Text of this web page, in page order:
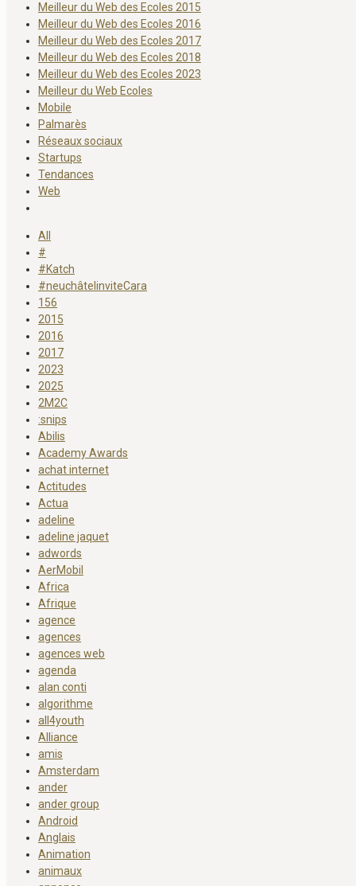
Meilleur du Web des Ecoles 2015
Meilleur du Web des Ecoles 2016
Meilleur du Web des Ecoles 2017
Meilleur du Web des Ecoles 2018
Meilleur du Web des Ecoles 2023
Meilleur du Web Ecoles
Mobile
Palmarès
Réseaux sociaux
Startups
Tendances
Web
All
#
#Katch
#neuchâtelinviteCara
156
2015
2016
2017
2023
2025
2M2C
:snips
Abilis
Academy Awards
achat internet
Actitudes
Actua
adeline
adeline jaquet
adwords
AerMobil
Africa
Afrique
agence
agences
agences web
agenda
alan conti
algorithme
all4youth
Alliance
amis
Amsterdam
ander
ander group
Android
Anglais
Animation
animaux